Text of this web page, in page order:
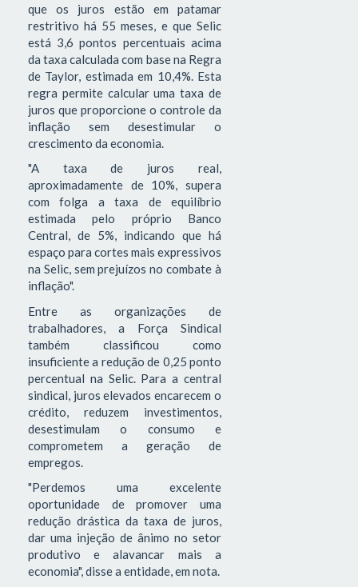
que os juros estão em patamar
restritivo há 55 meses, e que Selic
está 3,6 pontos percentuais acima
da taxa calculada com base na Regra
de Taylor, estimada em 10,4%. Esta
regra permite calcular uma taxa de
juros que proporcione o controle da
inflação sem desestimular o
crescimento da economia.
"A taxa de juros real,
aproximadamente de 10%, supera
com folga a taxa de equilíbrio
estimada pelo próprio Banco
Central, de 5%, indicando que há
espaço para cortes mais expressivos
na Selic, sem prejuízos no combate à
inflação".
Entre as organizações de
trabalhadores, a Força Sindical
também classificou como
insuficiente a redução de 0,25 ponto
percentual na Selic. Para a central
sindical, juros elevados encarecem o
crédito, reduzem investimentos,
desestimulam o consumo e
comprometem a geração de
empregos.
"Perdemos uma excelente
oportunidade de promover uma
redução drástica da taxa de juros,
dar uma injeção de ânimo no setor
produtivo e alavancar mais a
economia", disse a entidade, em nota.